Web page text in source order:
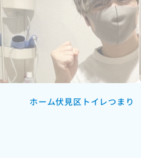
ホーム伏見区トイレつまり